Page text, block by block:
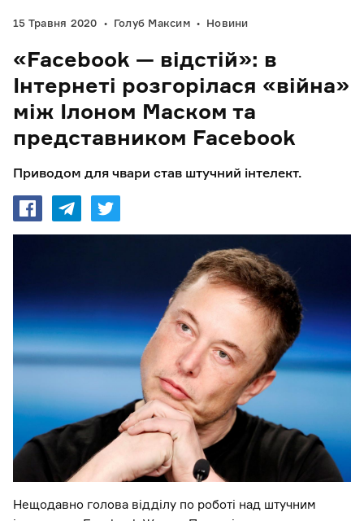
15 Травня 2020 Голуб Максим Новини
«Facebook — відстій»: в
Інтернеті розгорілася «війна»
між Ілоном Маском та
представником Facebook
Приводом для чвари став штучний інтелект.
Нещодавно голова відділу по роботі над штучним